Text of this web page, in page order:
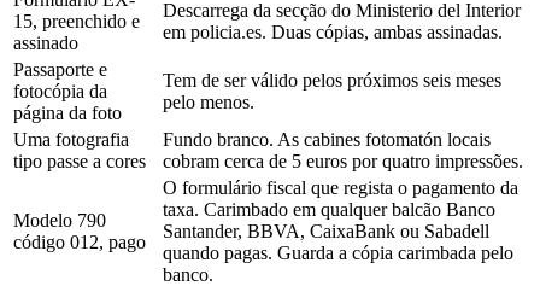
15, preenchido e
assinado
Descarrega da secção do Ministerio del Interior
em policia.es. Duas cópias, ambas assinadas.
Passaporte e
fotocópia da
página da foto
Tem de ser válido pelos próximos seis meses
pelo menos.
Uma fotografia
tipo passe a cores
Fundo branco. As cabines fotomatón locais
cobram cerca de 5 euros por quatro impressões.
Modelo 790
código 012, pago
O formulário fiscal que regista o pagamento da
taxa. Carimbado em qualquer balcão Banco
Santander, BBVA, CaixaBank ou Sabadell
quando pagas. Guarda a cópia carimbada pelo
banco.